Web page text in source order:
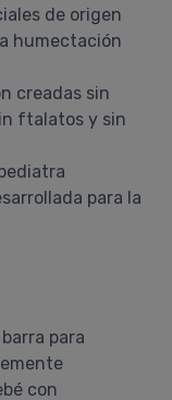
de origen
humectación
creadas sin
ftalatos y sin
para la
para
con